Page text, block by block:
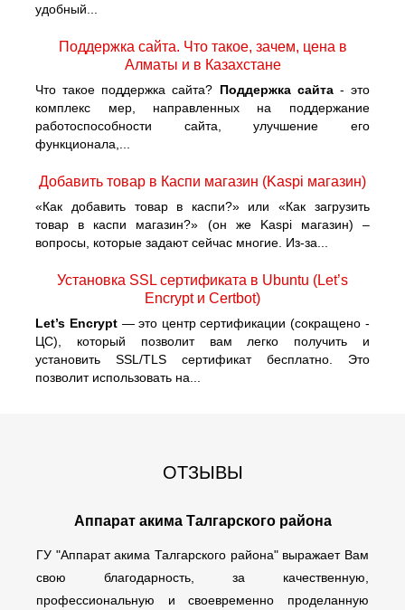
удобный...
Поддержка сайта. Что такое, зачем, цена в
Алматы и в Казахстане
Что такое поддержка сайта? Поддержка сайта- это
комплекс мер, направленных на поддержание
работоспособности сайта, улучшение его
функционала,...
Добавить товар в Каспи магазин (Kaspi магазин)
«Как добавить товар в каспи?» или «Как загрузить
товар в каспи магазин?» (он же Kaspi магазин) –
вопросы, которые задают сейчас многие. Из-за...
Установка SSL сертификата в Ubuntu (Let’s
Encrypt и Certbot)
Let’s Encrypt — это центр сертификации (сокращено -
ЦС), который позволит вам легко получить и
установить SSL/TLS сертификат бесплатно. Это
позволит использовать на...
ОТЗЫВЫ
Аппарат акима Талгарского района
ГУ "Аппарат акима Талгарского района" выражает Вам
свою благодарность, за качественную,
профессиональную и своевременно проделанную